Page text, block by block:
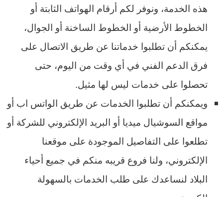
هذه الخدمة، ونوفر لكم أرقام الهواتف الثابتة أو
الخطوط الأرضية أو الخطوط الساخنة أو الجوال،
يمكنكم أن تطلبوا خدماتنا عن طريق الاتصال على
فرق الدعم الفني في أي وقت من اليوم، حتى
تحصلوا على خدمات ليس لها مثيل.
ويمكنكم أن تطلبوا الخدمات عن طريق الواتس اب أو
مواقع السوشيال ميديا أو البريد الإلكتروني للشركة أو
تطلعوا على التفاصيل الموجودة على موقعنا
الإلكتروني، ولنا فروع قريبه منكم في جميع أحياء
البلاد لنساعدك على طلب الخدمات بالسهولة